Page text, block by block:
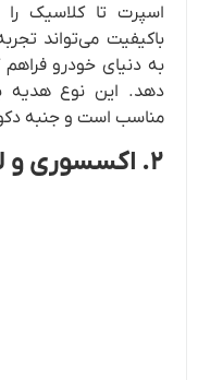
اسپرت تا کلاسیک
باکیفیت می‌تواند
به دنیای خودرو
دهد. این نوع هدیه
مناسب است و جنبه
۲. اکسسوری و لوازم جانبی خودرو